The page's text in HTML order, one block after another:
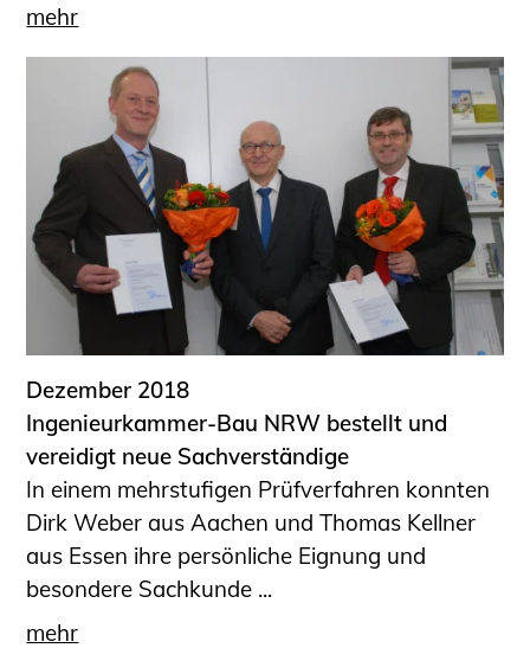
mehr
Dezember 2018
Ingenieurkammer-Bau NRW bestellt und
vereidigt neue Sachverständige
In einem mehrstufigen Prüfverfahren konnten
Dirk Weber aus Aachen und Thomas Kellner
aus Essen ihre persönliche Eignung und
besondere Sachkunde ...
mehr